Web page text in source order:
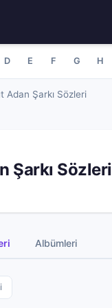
D E F G H
Adan Şarkı Sözleri
Şarkı Sözleri
Albümleri